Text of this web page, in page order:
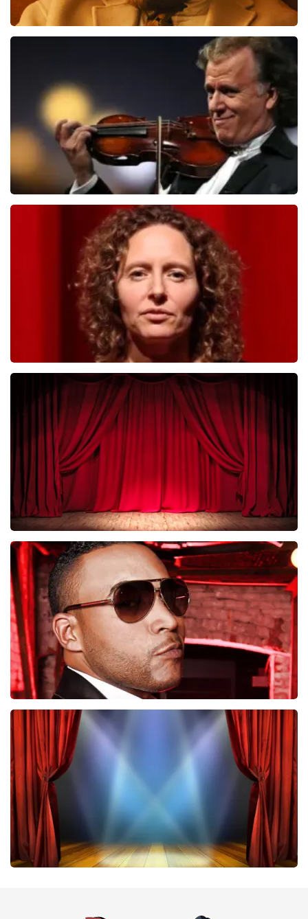
BESTEL NU
Andre Rieu
laatste 30 minuten
BESTEL NU
Esther van der Voort
laatste 30 minuten
BESTEL NU
Job Knoester
247laatste 30 minuten
BESTEL NU
Don Omar
224 laatste 30 minuten
BESTEL NU